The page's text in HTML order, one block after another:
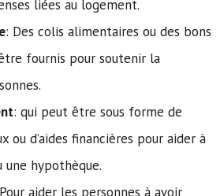
liées au logement.
: Des colis alimentaires ou des bons
fournis pour soutenir la
: qui peut être sous forme de
ou d’aides financières pour aider à
une hypothèque.
aider les personnes à avoir